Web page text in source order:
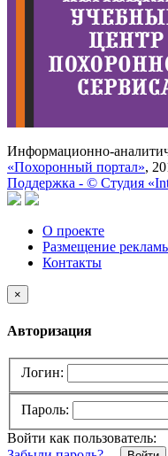
Информационно-
«Похоронный портал»,
Поддержка - © Cтудия
О проекте
Размещение
Контакты
×
Авторизация
Логин:
Пароль:
Войти как пользователь: